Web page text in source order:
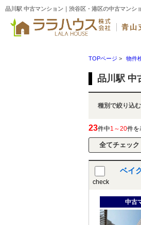
品川駅 中古マンション｜渋谷区・港区の中古マンシ
TOPページ > 物件
品川駅 中
種別で絞り込む
23件中1～20件を
check
ベイ
中古